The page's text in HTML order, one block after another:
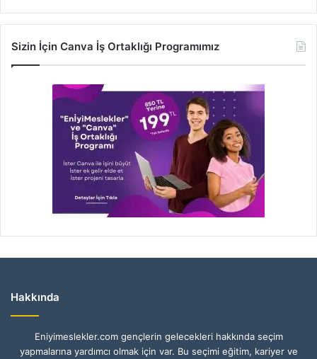
Sizin İçin Canva İş Ortaklığı Programımız
Hakkında
Eniyimeslekler.com gençlerin gelecekleri hakkında seçim
yapmalarına yardımcı olmak için var. Bu seçimi eğitim, kariyer ve